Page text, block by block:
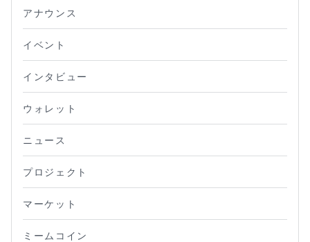
アナウンス
イベント
インタビュー
ウォレット
ニュース
プロジェクト
マーケット
ミームコイン